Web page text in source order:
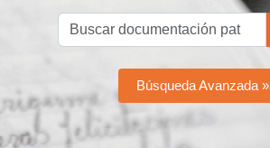
Búsqueda Avanzada »